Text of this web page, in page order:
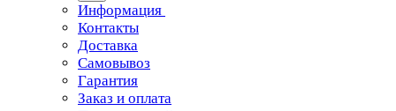
Информация
Контакты
Доставка
Самовывоз
Гарантия
Заказ и оплата